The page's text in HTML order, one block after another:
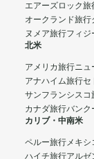
エアーズロック旅
オークランド旅行
ヌメア旅行フィジ
北米
アメリカ旅行ニュ
アナハイム旅行セ
サンフランシスコ
カナダ旅行バンク
カリブ・中南米
ペルー旅行メキシ
ハイチ旅行アルゼ